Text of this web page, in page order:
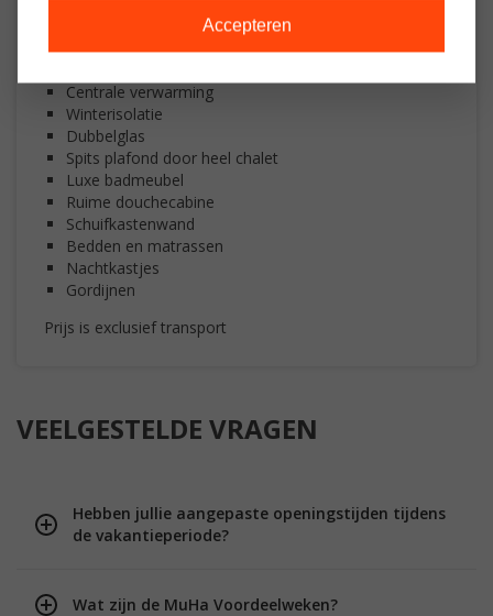
Spotjes
Centrale verwarming
Winterisolatie
Dubbelglas
Spits plafond door heel chalet
Luxe badmeubel
Ruime douchecabine
Schuifkastenwand
Bedden en matrassen
Nachtkastjes
Gordijnen
Prijs is exclusief transport
VEELGESTELDE VRAGEN
Hebben jullie aangepaste openingstijden tijdens
de vakantieperiode?
Wat zijn de MuHa Voordeelweken?
Accepteren